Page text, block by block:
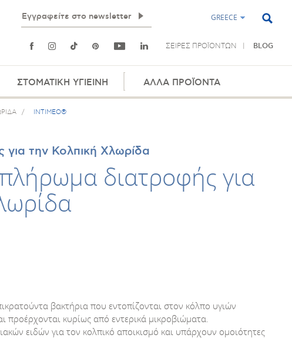
GREECE
ΣΕΙΡΕΣ ΠΡΟΪΟΝΤΩΝ BLOG
ΣΤΟΜΑΤΙΚΗ ΥΓΙΕΙΝΗ ΑΛΛΑ ΠΡΟΪΟΝΤΑ
/ INTIMEO®
την Κολπική Χλωρίδα
διατροφής για
βακτήρια που εντοπίζονται στον κόλπο υγιών
προέρχονται κυρίως από εντερικά μικροβιώματα.
ειδών για τον κολπικό αποικισμό και υπάρχουν ομοιότητες